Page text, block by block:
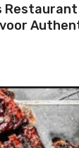
Restaurant